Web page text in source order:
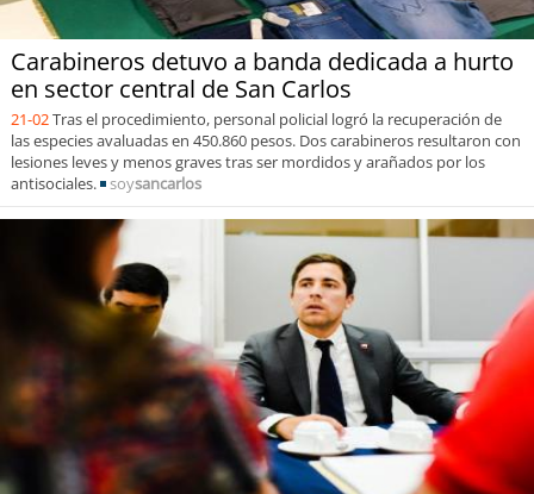
Carabineros detuvo a banda dedicada a hurto
en sector central de San Carlos
21-02Tras el procedimiento, personal policial logró la recuperación de
las especies avaluadas en 450.860 pesos. Dos carabineros resultaron con
lesiones leves y menos graves tras ser mordidos y arañados por los
antisociales.
soysancarlos